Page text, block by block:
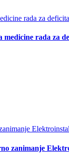
rada za
rada za
zanimanje